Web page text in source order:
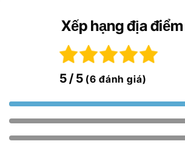
Xếp hạng địa
5/ 5 (6 đánh giá)